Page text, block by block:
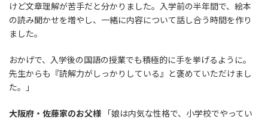
けど文章理解が苦手だと分かりました。入学前の半年間で、絵本
の読み聞かせを増やし、一緒に内容について話し合う時間を作り
ました。
おかげで、入学後の国語の授業でも積極的に手を挙げるように。
先生からも『読解力がしっかりしている』と褒めていただけまし
た。」
大阪府・佐藤家のお父様 「娘は内気な性格で、小学校でやってい